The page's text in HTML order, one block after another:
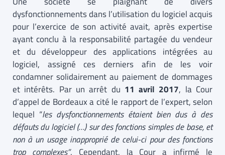
dysfonctionnements dans l’utilisation du logiciel acquis
pour l’exercice de son activité avait, après expertise
ayant conclu à la responsabilité partagée du vendeur
et du développeur des applications intégrées au
logiciel, assigné ces derniers afin de les voir
condamner solidairement au paiement de dommages
et intérêts. Par un arrêt du 11 avril 2017, la Cour
d’appel de Bordeaux a cité le rapport de l’expert, selon
lequel “les dysfonctionnements étaient bien dus à des
défauts du logiciel (…) sur des fonctions simples de base, et
non à un usage inapproprié de celui-ci pour des fonctions
trop complexes”. Cependant, la Cour a infirmé le